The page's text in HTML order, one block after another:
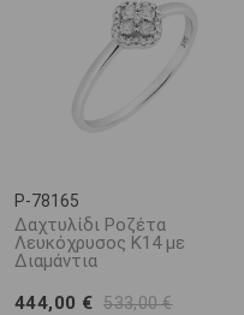
P-78165
Δαχτυλίδι Ροζέτα
Λευκόχρυσος Κ14 με
Διαμάντια
444,00 € 533,00 €